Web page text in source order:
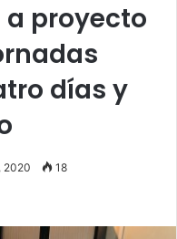
proyecto
días y
2020 18